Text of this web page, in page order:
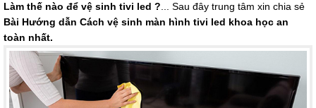
Làm thế nào để vệ sinh tivi led ? ... Sau đây trung tâm xin chia sẻ
Bài Hướng dẫn Cách vệ sinh màn hình tivi led khoa học an
toàn nhất.